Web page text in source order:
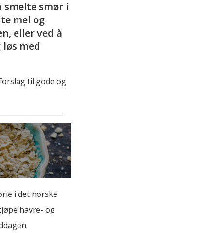
smelte smør i
mel og
eller ved å
med
til gode og
i det norske
havre- og